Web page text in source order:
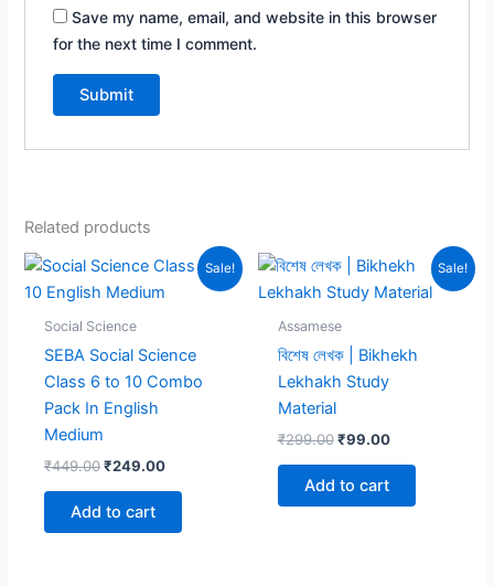
Save my name, email, and website in this browser
for the next time I comment.
Related products
Sale!
Social Science
SEBA Social Science
Class 6 to 10 Combo
Pack In English
Medium
₹449.00Original
₹449.00.
₹249.00Current
Add to cart
Sale!
Assamese
বিশেষ লেখক | Bikhekh
Lekhakh Study
Material
₹299.00 Original
₹299.00.
₹99.00Current
₹99.00.
Add to cart